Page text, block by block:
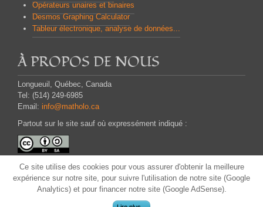
Opérateurs unaires et binaires
Desmos Graphing Calculator
Tableur électronique, analyse de données...
À PROPOS DE NOUS
Longueuil, Québec, Canada
Tel: (514) 249-6985
Email: info@matholo.ca
Partout sur le site sauf où expressément indiqué :
Attribution - Partage dans les Mêmes Conditions
CC BY-SA
Ce site utilise des cookies pour vous assurer d'obtenir la meilleure
expérience sur notre site, pour suivre l'utilisation de notre site (Google
Analytics) et pour financer notre site(Google AdSense).